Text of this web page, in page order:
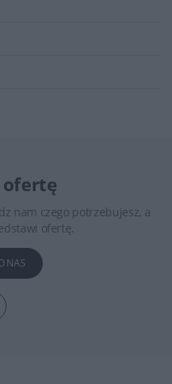
ofertę
nam czego potrzebujesz, a
ofertę.
NAS